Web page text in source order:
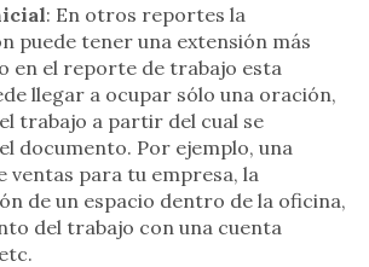
: En otros reportes la
puede tener una extensión más
en el reporte de trabajo esta
llegar a ocupar sólo una oración,
trabajo a partir del cual se
documento. Por ejemplo, una
ventas para tu empresa, la
de un espacio dentro de la oficina,
del trabajo con una cuenta